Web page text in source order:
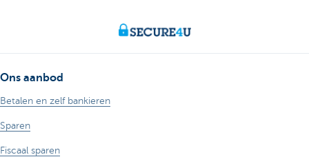
Ons aanbod
Betalen en zelf bankieren
Sparen
Fiscaal sparen